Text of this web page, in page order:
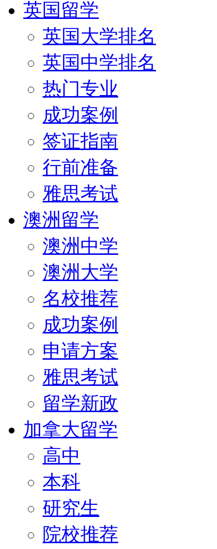
英国留学
英国大学排名
英国中学排名
热门专业
成功案例
签证指南
行前准备
雅思考试
澳洲留学
澳洲中学
澳洲大学
名校推荐
成功案例
申请方案
雅思考试
留学新政
加拿大留学
高中
本科
研究生
院校推荐